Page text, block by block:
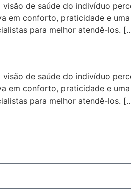
de saúde do indivíduo
em conforto, praticidade e
para melhor atendê-los.
de saúde do indivíduo
em conforto, praticidade e
para melhor atendê-los.